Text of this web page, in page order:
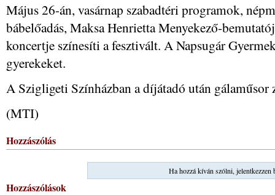
Május 26-án, vasárnap szabadtéri programok,
bábelőadás, Maksa Henrietta Menyekező-
koncertje színesíti a fesztivált. A Napsugár
gyerekeket.
A Szigligeti Színházban a díjátadó után gálaműsor
(MTI)
Hozzászólás
Ha hozzá kíván szólni, jelentkezzen
Hozzászólások